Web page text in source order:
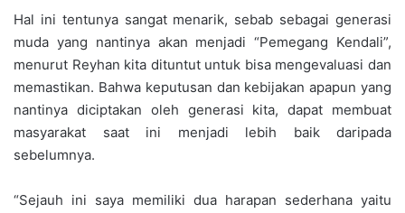
Hal ini tentunya sangat menarik, sebab sebagai generasi
muda yang nantinya akan menjadi “Pemegang Kendali”,
menurut Reyhan kita dituntut untuk bisa mengevaluasi dan
memastikan. Bahwa keputusan dan kebijakan apapun yang
nantinya diciptakan oleh generasi kita, dapat membuat
masyarakat saat ini menjadi lebih baik daripada
sebelumnya.
“Sejauh ini saya memiliki dua harapan sederhana yaitu